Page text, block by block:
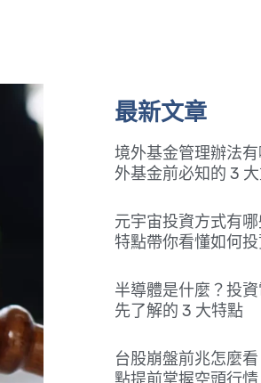
最新文章
境外基金管理辦法
外基金前必知的 3
元宇宙投資方式有
特點帶你看懂如何投
半導體是什麼？投
先了解的 3 大特點
台股崩盤前兆怎麼